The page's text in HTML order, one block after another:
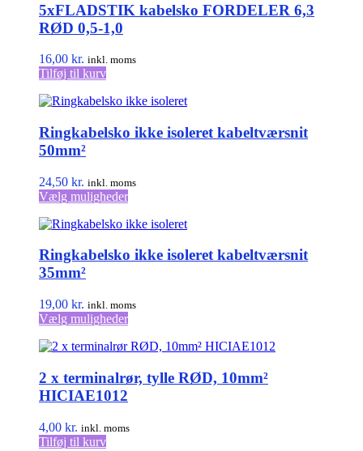
5xFLADSTIK kabelsko FORDELER 6,3
RØD 0,5-1,0
16,00 kr. inkl. moms
Tilføj til kurv
Ringkabelsko ikke isoleret kabeltværsnit
50mm²
24,50 kr. inkl. moms
Vælg mulighederDette
har
varianter.
på
varesiden
Ringkabelsko ikke isoleret kabeltværsnit
35mm²
19,00 kr. inkl. moms
Vælg mulighederDette
har
varianter.
Mulighederne
kan
på
2 x terminalrør, tylle RØD, 10mm²
HICIAE1012
4,00 kr. inkl. moms
Tilføj til kurv